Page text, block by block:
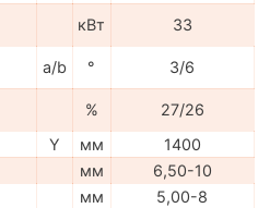
кВт
33
a/b °
3/6
%
27/26
Y мм
1400
мм
6,50-10
мм
5,00-8